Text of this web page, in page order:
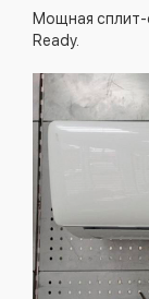
Мощная сплит-
Ready.